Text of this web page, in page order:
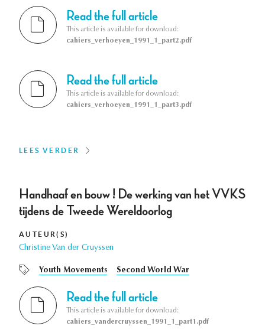
Read the full article
This article is available for download:
cahiers_verhoeyen_1991_1_part2.pdf
Read the full article
This article is available for download:
cahiers_verhoeyen_1991_1_part3.pdf
LEES VERDER
Handhaaf en bouw ! De werking van het VVKS
tijdens de Tweede Wereldoorlog
AUTEUR(S)
Christine Van der Cruyssen
Youth Movements Second World War
Read the full article
This article is available for download:
cahiers_vandercruyssen_1991_1_part1.pdf